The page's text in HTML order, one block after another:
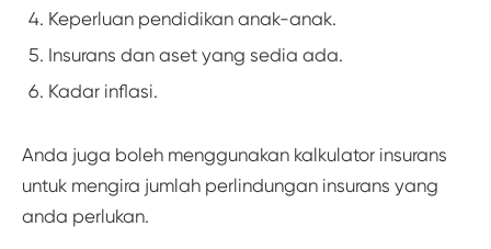
Keperluan pendidikan anak-anak.
Insurans dan aset yang sedia ada.
Kadar inflasi.
Anda juga boleh menggunakan kalkulator insurans
untuk mengira jumlah perlindungan insurans yang
anda perlukan.